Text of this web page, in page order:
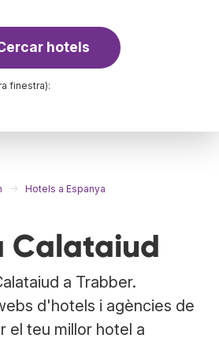
hotels
finestra):
Hotels a Espanya
Calataiud
a Trabber.
d'hotels i agències de
el teu millor hotel a